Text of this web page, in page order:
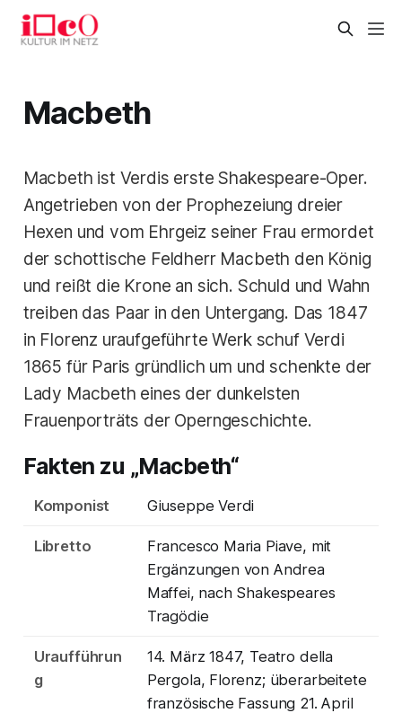
Macbeth
Macbeth ist Verdis erste Shakespeare-Oper.
Angetrieben von der Prophezeiung dreier
Hexen und vom Ehrgeiz seiner Frau ermordet
der schottische Feldherr Macbeth den König
und reißt die Krone an sich. Schuld und Wahn
treiben das Paar in den Untergang. Das 1847
in Florenz uraufgeführte Werk schuf Verdi
1865 für Paris gründlich um und schenkte der
Lady Macbeth eines der dunkelsten
Frauenporträts der Operngeschichte.
Fakten zu „Macbeth“
Komponist Giuseppe Verdi
Libretto
Francesco Maria Piave, mit
Ergänzungen von Andrea
Maffei, nach Shakespeares
Tragödie
Uraufführun
g
14. März 1847, Teatro della
Pergola, Florenz; überarbeitete
französische Fassung 21. April